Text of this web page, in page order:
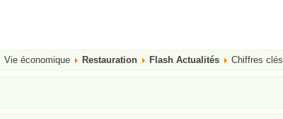
Vie économique Restauration Flash Actualités Chiffres clés